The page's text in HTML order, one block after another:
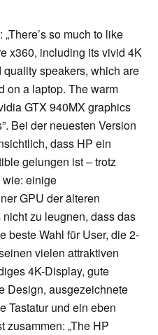
so much to like
x360, including its vivid 4K
speakers, which are
on a laptop. The warm
GTX 940MX graphics
Bei der neuesten Version
dass HP ein
gelungen ist – trotz
einige
GPU der älteren
zu leugnen, dass das
beste Wahl für User, die 2-
vielen attraktiven
4K-Display, gute
Design, ausgezeichnete
Tastatur und ein eben
zusammen: „The HP